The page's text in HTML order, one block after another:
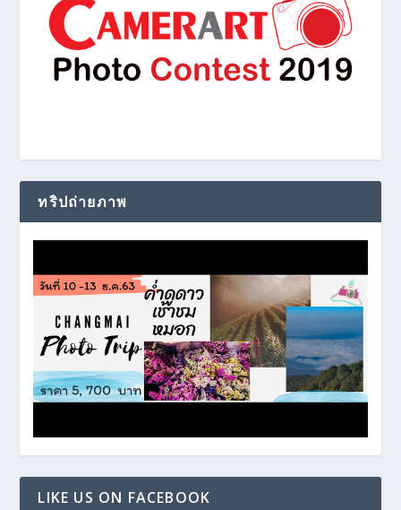
ทริปถ่ายภาพ
LIKE US ON FACEBOOK